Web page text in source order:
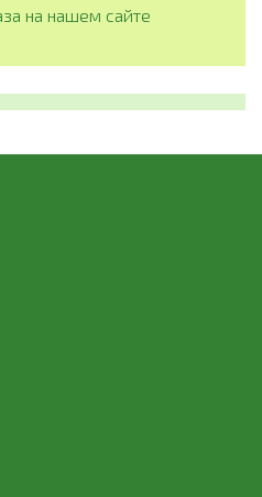
на нашем сайте